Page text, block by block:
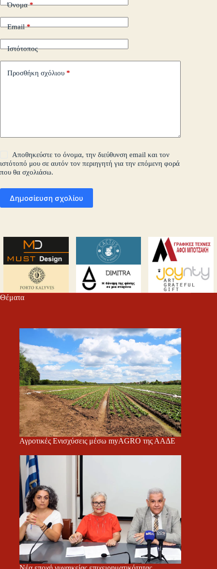
Όνομα*
Email*
Ιστότοπος
Προσθήκη σχόλιου *
Αποθηκεύστε το όνομα, την διεύθυνση email και τον
ιστότοπό μου σε αυτόν τον περιηγητή για την επόμενη φορά
που θα σχολιάσω.
Δημοσίευση σχολίου
Θέματα
Αγροτικές Ενισχύσεις μέσω myAGRO της ΑΑΔΕ